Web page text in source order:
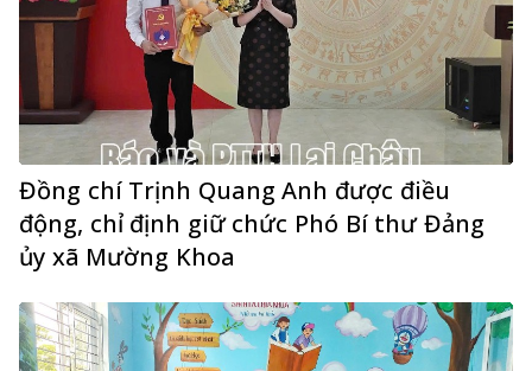
Đồng chí Trịnh Quang Anh được điều
động, chỉ định giữ chức Phó Bí thư Đảng
ủy xã Mường Khoa